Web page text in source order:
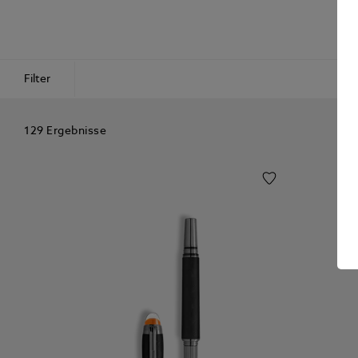
Filter
129 Ergebnisse